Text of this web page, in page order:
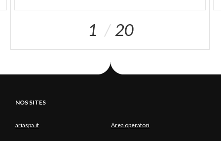
1 20
NOS SITES
ariaspa.it Area operatori